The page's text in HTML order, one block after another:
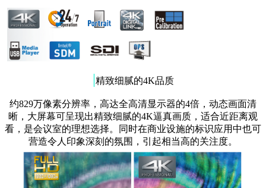
|精致细腻的4K品质
约829万像素分辨率，高达全高清显示器的4倍，动态画面清
晰，大屏幕可呈现出精致细腻的4K逼真画质，适合近距离观
看，是会议室的理想选择。同时在商业设施的标识应用中也可
营造令人印象深刻的氛围，引起相当高的关注度。